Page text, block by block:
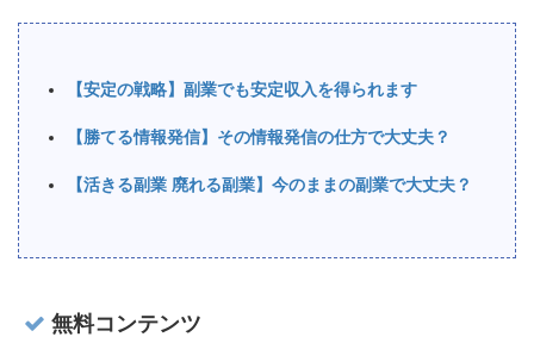
【安定の戦略】副業でも安定収入を得られます
【勝てる情報発信】その情報発信の仕方で大丈夫？
【活きる副業 廃れる副業】今のままの副業で大丈夫？
無料コンテンツ